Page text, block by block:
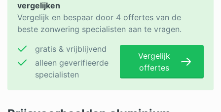
vergelijken
Vergelijk en bespaar door 4 offertes van de
beste zonwering specialisten aan te vragen.
gratis & vrijblijvend
alleen geverifieerde
specialisten
Vergelijk
offertes